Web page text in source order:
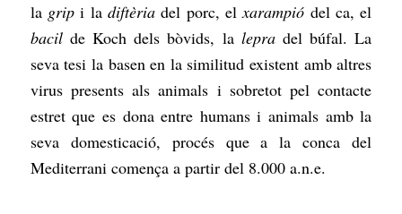
la gripi la diftèria del porc, elxarampió del ca, el
bacilde Koch dels bòvids, la lepradel búfal. La
seva tesi la basen en la similitud existent amb altres
virus presents als animals i sobretot pel contacte
estret que es dona entre humans i animals amb la
seva domesticació, procés que a la conca del
Mediterrani comença a partir del 8.000 a.n.e.